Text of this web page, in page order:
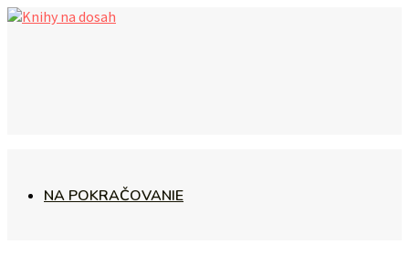
NA POKRAČOVANIE